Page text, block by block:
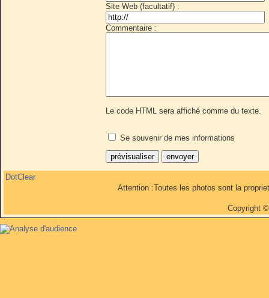
Site Web (facultatif) :
Commentaire :
Le code HTML sera affiché comme du texte.
Se souvenir de mes informations
DotClear
Attention :Toutes les photos sont la
Copyright